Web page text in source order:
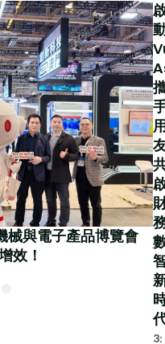
械與電子產品博覽會
效！
3: